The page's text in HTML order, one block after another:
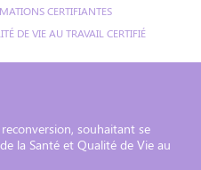
CERTIFIANTES
DE VIE AU TRAVAIL CERTIFIÉ
souhaitant se
la Santé et Qualité de Vie au